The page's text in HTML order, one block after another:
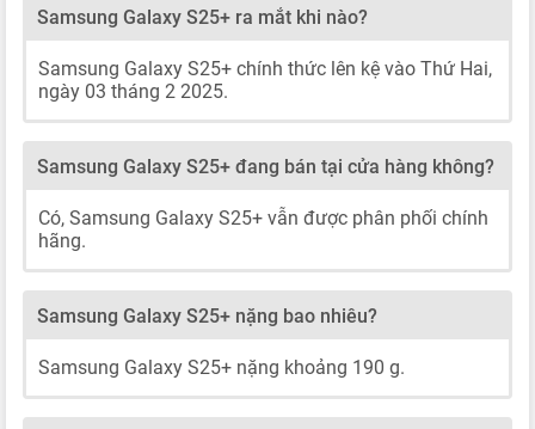
Samsung Galaxy S25+ ra mắt khi nào?
Samsung Galaxy S25+ chính thức lên kệ vào Thứ Hai,
ngày 03 tháng 2 2025.
Samsung Galaxy S25+ đang bán tại cửa hàng không?
Có, Samsung Galaxy S25+ vẫn được phân phối chính
hãng.
Samsung Galaxy S25+ nặng bao nhiêu?
Samsung Galaxy S25+ nặng khoảng 190 g.